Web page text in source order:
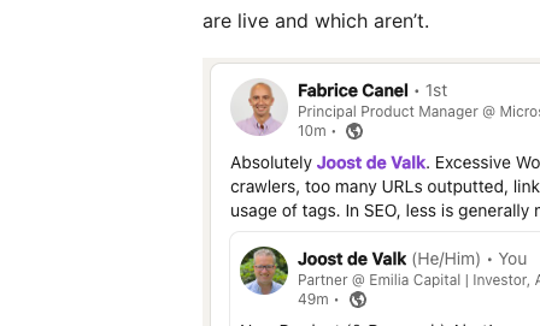
are live and which aren’t.